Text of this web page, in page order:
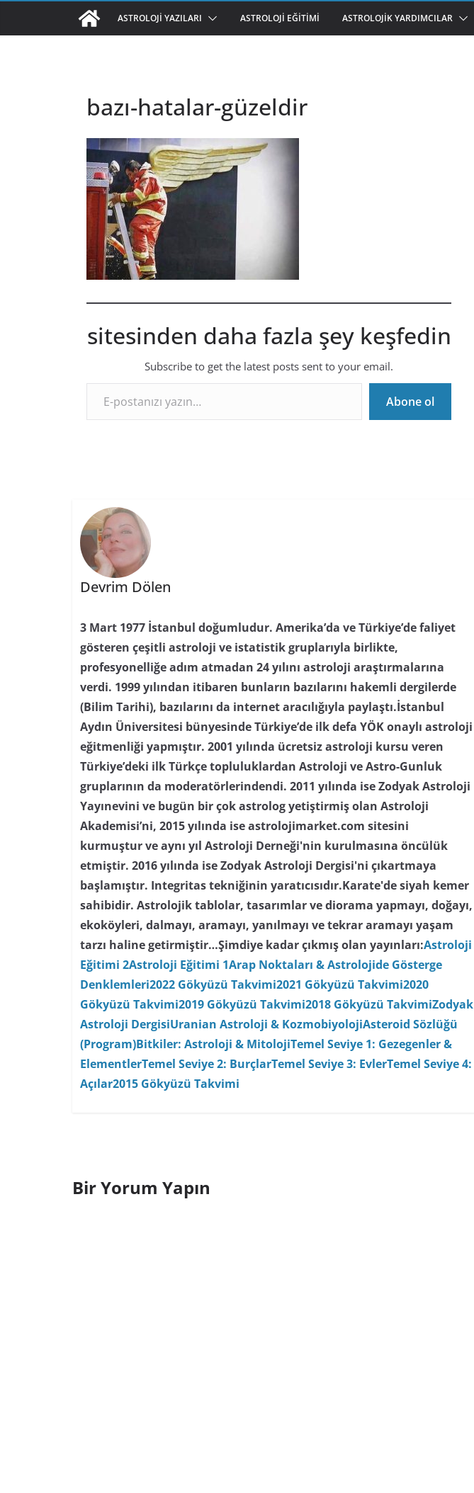
ASTROLOJI YAZILARI ASTROLOJI EĞITIMI ASTROLOJIK YARDIMCILAR
bazı-hatalar-güzeldir
sitesinden daha fazla şey keşfedin
Subscribe to get the latest posts sent to your email.
E-postanızı yazın…
Abone ol
Devrim Dölen
3 Mart 1977 İstanbul doğumludur. Amerika’da ve Türkiye’de faliyet
gösteren çeşitli astroloji ve istatistik gruplarıyla birlikte,
profesyonelliğe adım atmadan 24 yılını astroloji araştırmalarına
verdi. 1999 yılından itibaren bunların bazılarını hakemli dergilerde
(Bilim Tarihi), bazılarını da internet aracılığıyla paylaştı.İstanbul
Aydın Üniversitesi bünyesinde Türkiye’de ilk defa YÖK onaylı astroloji
eğitmenliği yapmıştır. 2001 yılında ücretsiz astroloji kursu veren
Türkiye’deki ilk Türkçe topluluklardan Astroloji ve Astro-Gunluk
gruplarının da moderatörlerindendi. 2011 yılında ise Zodyak Astroloji
Yayınevini ve bugün bir çok astrolog yetiştirmiş olan Astroloji
Akademisi’ni, 2015 yılında ise astrolojimarket.com sitesini
kurmuştur ve aynı yıl Astroloji Derneği'nin kurulmasına öncülük
etmiştir. 2016 yılında ise Zodyak Astroloji Dergisi'ni çıkartmaya
başlamıştır. Integritas tekniğinin yaratıcısıdır.Karate'de siyah kemer
sahibidir. Astrolojik tablolar, tasarımlar ve diorama yapmayı, doğayı,
ekoköyleri, dalmayı, aramayı, yanılmayı ve tekrar aramayı yaşam
tarzı haline getirmiştir…Şimdiye kadar çıkmış olan yayınları:Astroloji
Eğitimi 2Astroloji Eğitimi 1Arap Noktaları & Astrolojide Gösterge
Denklemleri2022 Gökyüzü Takvimi2021 Gökyüzü Takvimi2020
Gökyüzü Takvimi2019 Gökyüzü Takvimi2018 Gökyüzü TakvimiZodyak
Astroloji DergisiUranian Astroloji & KozmobiyolojiAsteroid Sözlüğü
(Program)Bitkiler: Astroloji & MitolojiTemel Seviye 1: Gezegenler &
ElementlerTemel Seviye 2: BurçlarTemel Seviye 3: EvlerTemel Seviye 4:
Açılar2015 Gökyüzü Takvimi
Bir Yorum Yapın